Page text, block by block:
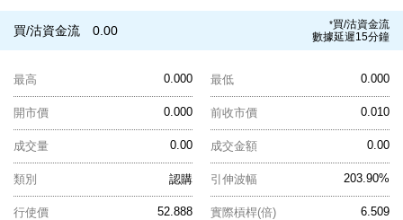
買/沽資金流 0.00 *買/沽資金流
數據延遲15分鐘
0.000
最高 0.000
最低
0.000
開市價 0.010
前收市價
0.00
成交量 0.00
成交金額
認購
類別 203.90%
引伸波幅
52.888
行使價 6.509
實際槓桿(倍)